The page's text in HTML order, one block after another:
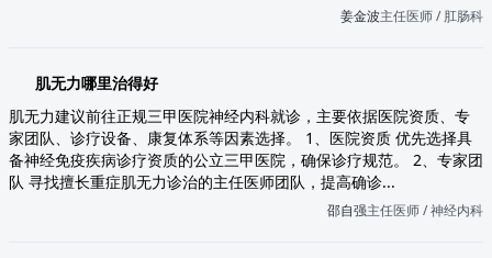
姜金波主任医师 / 肛肠科
肌无力哪里治得好
肌无力建议前往正规三甲医院神经内科就诊，主要依据医院资质、专
家团队、诊疗设备、康复体系等因素选择。 1、医院资质 优先选择具
备神经免疫疾病诊疗资质的公立三甲医院，确保诊疗规范。 2、专家团
队 寻找擅长重症肌无力诊治的主任医师团队，提高确诊...
邵自强主任医师 / 神经内科